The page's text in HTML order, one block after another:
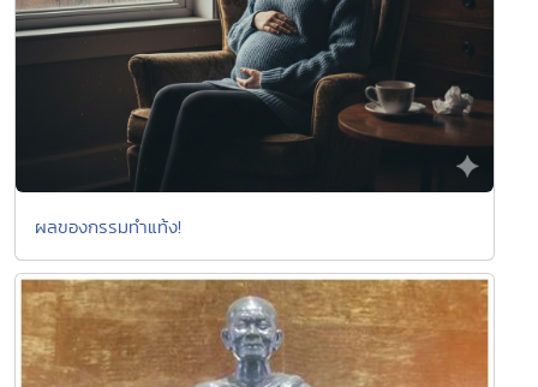
ผลของกรรมทำแท้ง!